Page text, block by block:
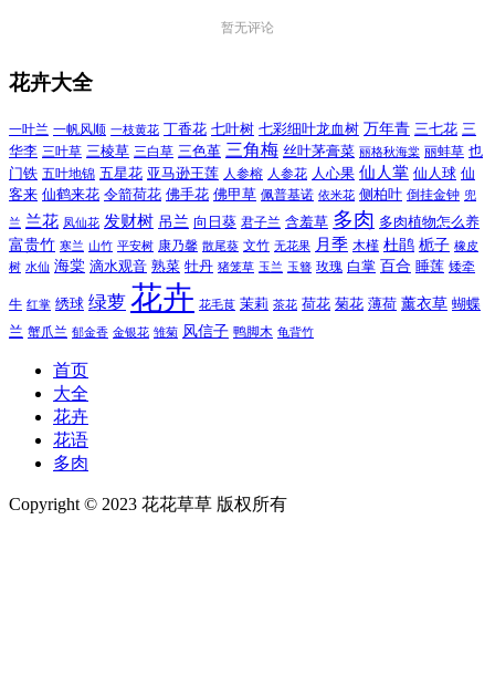
暂无评论
花卉大全
一叶兰 一帆风顺 一枝黄花 丁香花 七叶树 七彩细叶龙血树 万年青 三七花 三
华李 三叶草 三棱草 三白草 三色堇 三角梅 丝叶茅膏菜 丽格秋海棠 丽蚌草 也
门铁 五叶地锦 五星花 亚马逊王莲 人参榕 人参花 人心果 仙人掌 仙人球 仙
客来 仙鹤来花 令箭荷花 佛手花 佛甲草 佩普基诺 依米花 侧柏叶 倒挂金钟 兜
兰 兰花 凤仙花 发财树 吊兰 向日葵 君子兰 含羞草 多肉 多肉植物怎么养
富贵竹 寒兰 山竹 平安树 康乃馨 散尾葵 文竹 无花果 月季 木槿 杜鹃 栀子 橡皮
树 水仙 海棠 滴水观音 熟菜 牡丹 猪笼草 玉兰 玉簪 玫瑰 白掌 百合 睡莲 矮牵
牛 红掌 绣球 绿萝 花卉 花毛茛 茉莉 茶花 荷花 菊花 薄荷 薰衣草 蝴蝶
兰 蟹爪兰 郁金香 金银花 雏菊 风信子 鸭脚木 龟背竹
首页
大全
花卉
花语
多肉
Copyright © 2023 花花草草 版权所有